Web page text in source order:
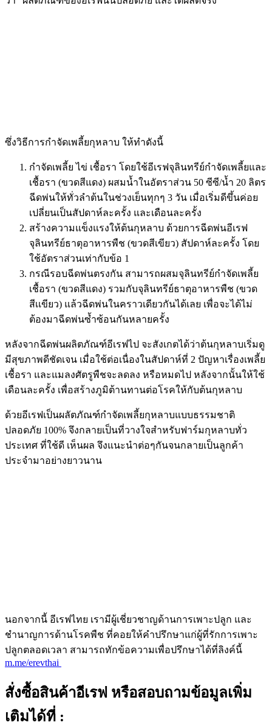
ซึ่งวิธีการกำจัดเพลี้ยกุหลาบ ให้ทำดังนี้
กำจัดเพลี้ย ไข่ เชื้อรา โดยใช้อีเรฟจุลินทรีย์กำจัดเพลี้ยและ
เชื้อรา (ขวดสีแดง) ผสมน้ำในอัตราส่วน 50 ซีซี/น้ำ 20 ลิตร
ฉีดพ่นให้ทั่วลำต้นในช่วงเย็นทุกๆ 3 วัน เมื่อเริ่มดีขึ้นค่อย
เปลี่ยนเป็นสัปดาห์ละครั้ง และเดือนละครั้ง
สร้างความแข็งแรงให้ต้นกุหลาบ ด้วยการฉีดพ่นอีเรฟ
จุลินทรีย์ธาตุอาหารพืช (ขวดสีเขียว) สัปดาห์ละครั้ง โดย
ใช้อัตราส่วนเท่ากับข้อ 1
กรณีรอบฉีดพ่นตรงกัน สามารถผสมจุลินทรีย์กำจัดเพลี้ย
เชื้อรา (ขวดสีแดง) รวมกับจุลินทรีย์ธาตุอาหารพืช (ขวด
สีเเขียว) แล้วฉีดพ่นในคราวเดียวกันได้เลย เพื่อจะได้ไม่
ต้องมาฉีดพ่นซ้ำซ้อนกันหลายครั้ง
หลังจากฉีดพ่นผลิตภัณฑ์อีเรฟไป จะสังเกตได้ว่าต้นกุหลาบเริ่มดู
มีสุขภาพดีชัดเจน เมื่อใช้ต่อเนื่องในสัปดาห์ที่ 2 ปัญหาเรื่องเพลี้ย
เชื้อรา และแมลงศัตรูพืชจะลดลง หรือหมดไป หลังจากนั้นให้ใช้
เดือนละครั้ง เพื่อสร้างภูมิต้านทานต่อโรคให้กับต้นกุหลาบ
ด้วยอีเรฟเป็นผลัตภัณฑ์กำจัดเพลี้ยกุหลาบแบบธรรมชาติ
ปลอดภัย 100% จึงกลายเป็นที่วางใจสำหรับฟาร์มกุหลาบทั่ว
ประเทศ ที่ใช้ดี เห็นผล จึงแนะนำต่อๆกันจนกลายเป็นลูกค้า
ประจำมาอย่างยาวนาน
นอกจากนี้ อีเรฟไทย เรามีผู้เชี่ยวชาญด้านการเพาะปลูก และ
ชำนาญการด้านโรคพืช ที่คอยให้คำปรึกษาแก่ผู้ที่รักการเพาะ
ปลูกตลอดเวลา สามารถทักข้อความเพื่อปรึกษาได้ที่ลิงค์นี้
m.me/erevthai
สั่งซื้อสินค้าอีเรฟ หรือสอบถามข้อมูลเพิ่ม
เติมได้ที่ :